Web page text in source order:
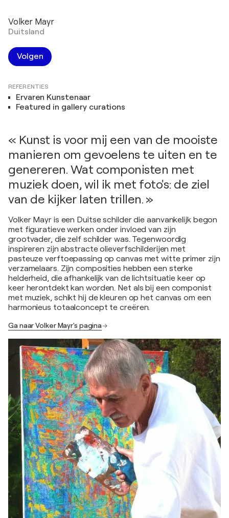
Volker Mayr
Duitsland
Volgen
REFERENTIES
Ervaren Kunstenaar
Featured in gallery curations
« Kunst is voor mij een van de mooiste
manieren om gevoelens te uiten en te
genereren. Wat componisten met
muziek doen, wil ik met foto's: de ziel
van de kijker laten trillen. »
Volker Mayr is een Duitse schilder die aanvankelijk begon
met figuratieve werken onder invloed van zijn
grootvader, die zelf schilder was. Tegenwoordig
inspireren zijn abstracte olieverfschilderijen met
pasteuze verftoepassing op canvas met witte primer zijn
verzamelaars. Zijn composities hebben een sterke
helderheid, die afhankelijk van de lichtsituatie keer op
keer herontdekt kan worden. Net als bij een componist
met muziek, schikt hij de kleuren op het canvas om een
harmonieus totaalconcept te creëren.
Ga naar Volker Mayr's pagina